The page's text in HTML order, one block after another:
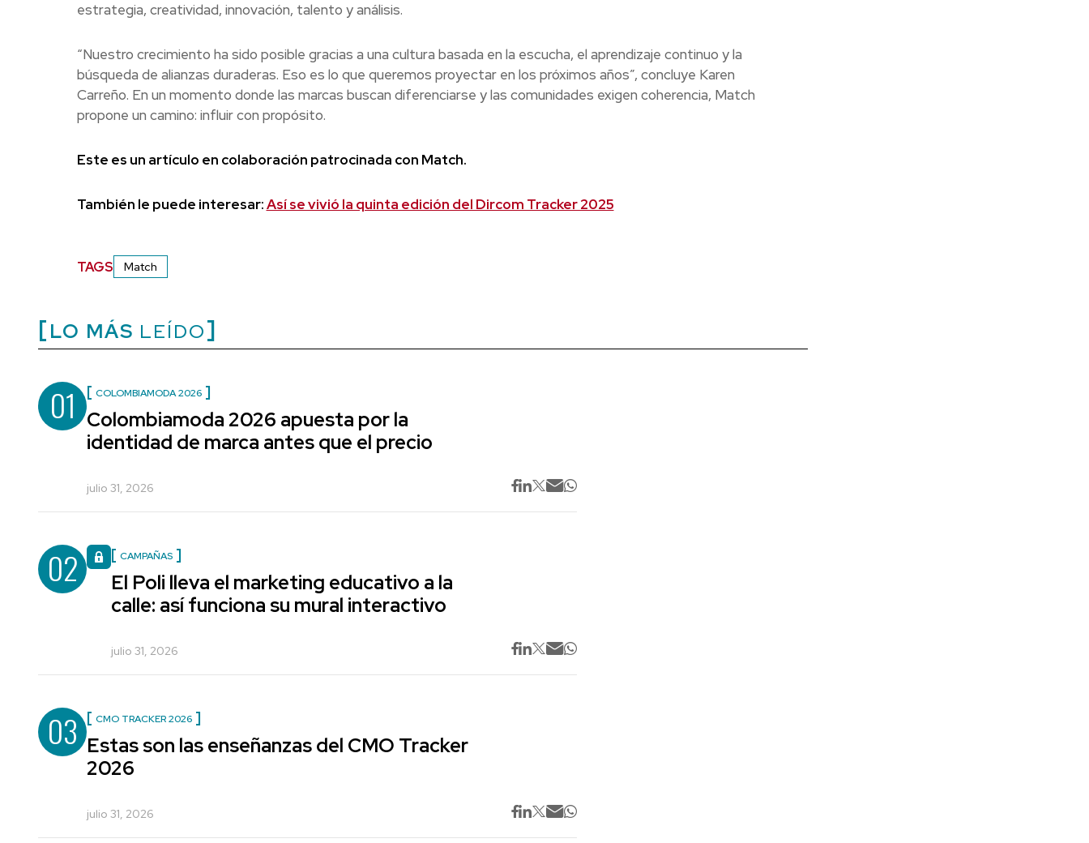
estrategia, creatividad, innovación, talento y análisis.
“Nuestro crecimiento ha sido posible gracias a una cultura basada en la escucha, el aprendizaje continuo y la
búsqueda de alianzas duraderas. Eso es lo que queremos proyectar en los próximos años”, concluye Karen
Carreño. En un momento donde las marcas buscan diferenciarse y las comunidades exigen coherencia, Match
propone un camino: influir con propósito.
Este es un artículo en colaboración patrocinada con Match.
También le puede interesar:Así se vivió la quinta edición del Dircom Tracker 2025
TAGS Match
LO MÁS LEÍDO
01 COLOMBIAMODA 2026
Colombiamoda 2026 apuesta por la
identidad de marca antes que el precio
julio 31, 2026
02 CAMPAÑAS
El Poli lleva el marketing educativo a la
calle: así funciona su mural interactivo
julio 31, 2026
03 CMO TRACKER 2026
Estas son las enseñanzas del CMO Tracker
2026
julio 31, 2026